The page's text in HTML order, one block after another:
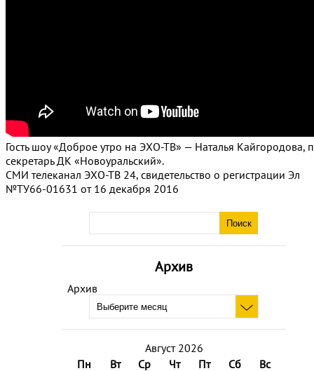
Архив
Архив
Август 2026
Пн
Вт Ср Чт Пт Сб
Вс
Гость шоу «Доброе утро на ЭХО-ТВ» — Наталья Кайгородова,
секретарь ДК «Новоуральский».
СМИ телеканал ЭХО-ТВ 24, свидетельство о регистрации Эл
№ТУ66-01631 от 16 декабря 2016